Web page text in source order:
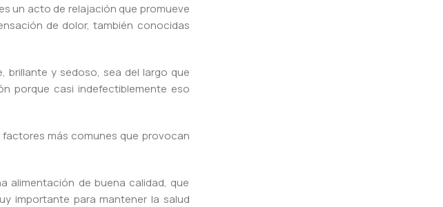
un acto de relajación que promueve
de dolor, también conocidas
brillante y sedoso, sea del largo que
porque casi indefectiblemente eso
más comunes que provocan
alimentación de buena calidad, que
importante para mantener la salud